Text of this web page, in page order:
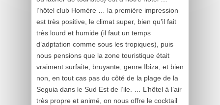
l’hôtel club Homère … la première impression
est très positive, le climat super, bien qu’il fait
très lourd et humide (il faut un temps
d’adptation comme sous les tropiques), puis
nous pensions que la zone touristique était
vraiment surfaite, bruyante, genre Ibiza, et bien
non, en tout cas pas du côté de la plage de la
Seguia dans le Sud Est de l’ile. … L’hôtel à l’air
très propre et animé, on nous offre le cocktail